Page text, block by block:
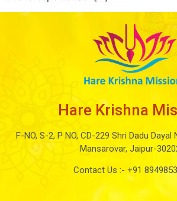
Hare Krishna
F-NO, S-2, P NO, CD-229 Shri Dadu
Mansarovar, Jaipur-
Contact Us :- +91